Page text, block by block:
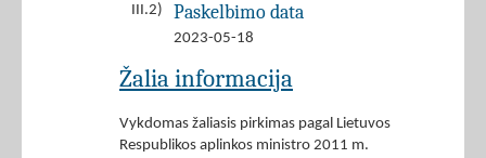
III.2) Paskelbimo data
2023-05-18
Žalia informacija
Vykdomas žaliasis pirkimas pagal Lietuvos
Respublikos aplinkos ministro 2011 m.